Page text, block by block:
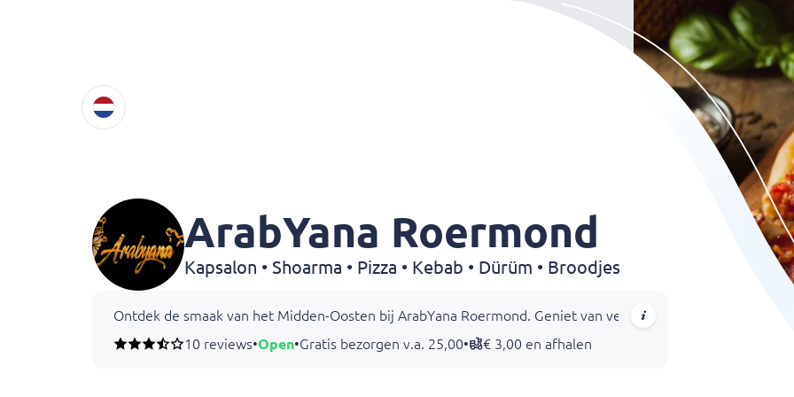
ArabYana Roermond
Kapsalon • Shoarma • Pizza • Kebab • Dürüm • Broodjes
Ontdek de smaak van het Midden-Oosten bij ArabYana Roermond. Geniet van verse voorgerechten
10 reviews•Open•Gratis bezorgen v.a. 25,00• € 3,00 en afhalen